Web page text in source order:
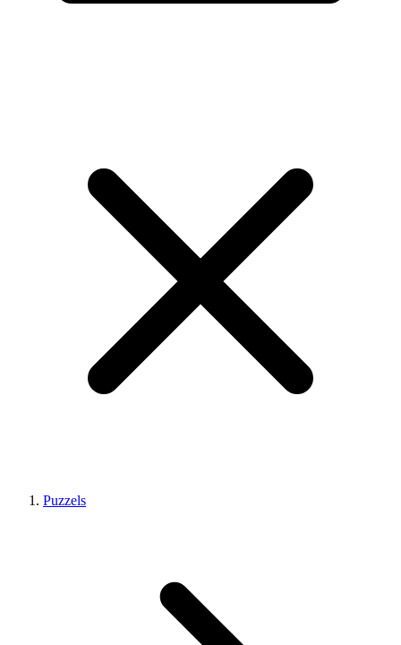
Puzzels